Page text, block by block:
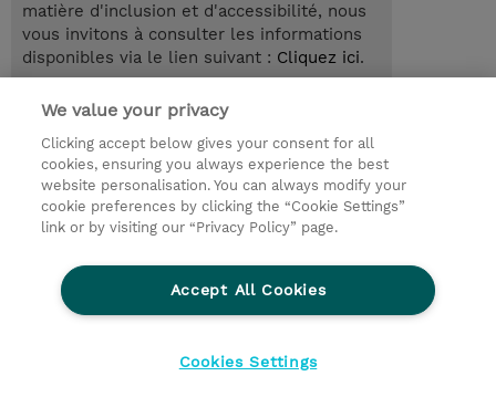
matière d'inclusion et d'accessibilité, nous
vous invitons à consulter les informations
disponibles via le lien suivant : Cliquez ici.
© 2026 TD SYNNEX
Relations Investisseurs
Ethics and Compliance
Ethics Line
Politique Environnementale - RSE
Informations sur le transfert des données
We value your privacy
Clicking accept below gives your consent for all
cookies, ensuring you always experience the best
website personalisation. You can always modify your
cookie preferences by clicking the “Cookie Settings”
link or by visiting our “Privacy Policy” page.
Accept All Cookies
Cookies Settings